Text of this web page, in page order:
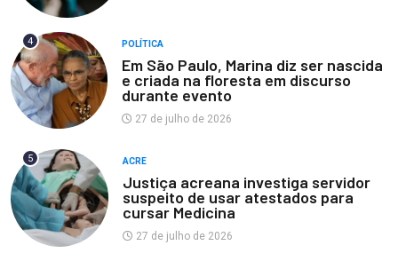
4 POLÍTICA
Em São Paulo, Marina diz ser nascida
e criada na floresta em discurso
durante evento
27 de julho de 2026
5 ACRE
Justiça acreana investiga servidor
suspeito de usar atestados para
cursar Medicina
27 de julho de 2026